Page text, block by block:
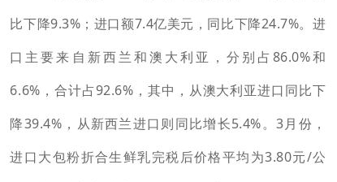
比下降9.3%；进口额7.4亿美元，同比下降24.7%。进
口主要来自新西兰和澳大利亚，分别占86.0%和
6.6%，合计占92.6%，其中，从澳大利亚进口同比下
降39.4%，从新西兰进口则同比增长5.4%。3月份，
进口大包粉折合生鲜乳完税后价格平均为3.80元/公